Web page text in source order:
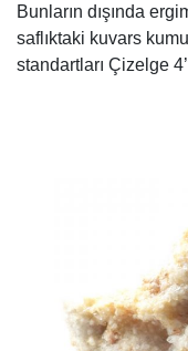
Bunların dışında
saflıktaki kuvars
standartları Çizelge